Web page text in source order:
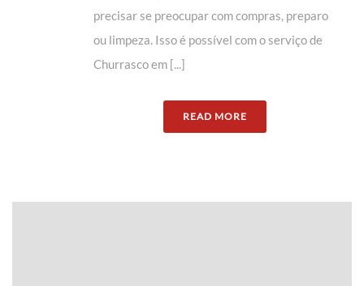
precisar se preocupar com compras, preparo
ou limpeza. Isso é possível com o serviço de
Churrasco em [...]
READ MORE